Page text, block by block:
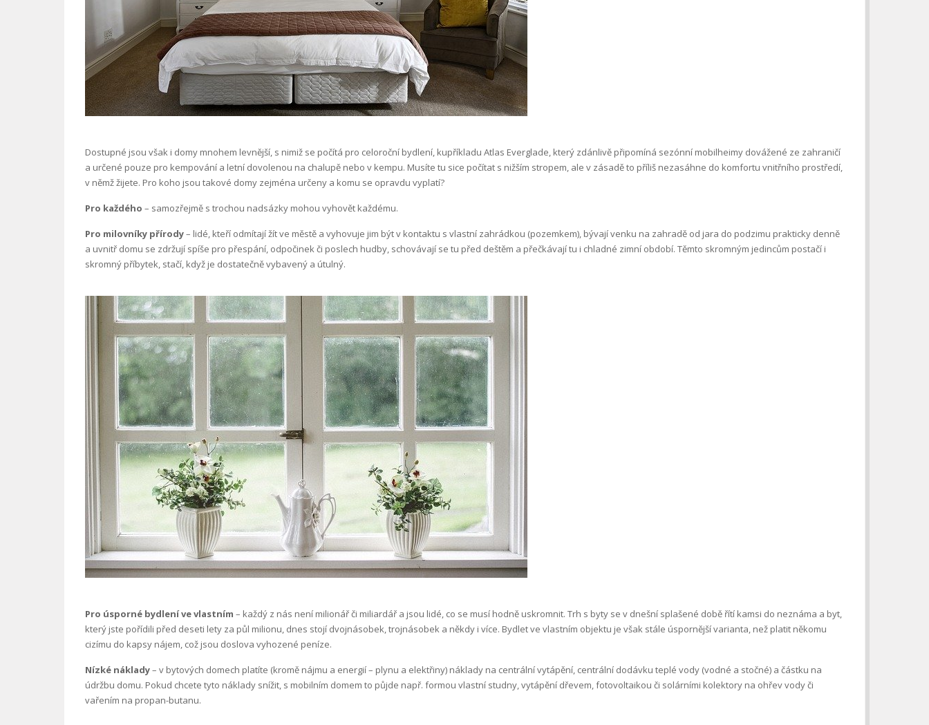
Dostupné jsou však i domy mnohem levnější, s nimiž se počítá pro celoroční bydlení, kupříkladu Atlas Everglade , který zdánlivě připomíná sezónní mobilheimy dovážené ze zahraničí
a určené pouze pro kempování a letní dovolenou na chalupě nebo v kempu. Musíte tu sice počítat s nižším stropem, ale v zásadě to příliš nezasáhne do komfortu vnitřního prostředí,
v němž žijete. Pro koho jsou takové domy zejména určeny a komu se opravdu vyplatí?
Pro každého – samozřejmě s trochou nadsázky mohou vyhovět každému.
Pro milovníky přírody– lidé, kteří odmítají žít ve městě a vyhovuje jim být v kontaktu s vlastní zahrádkou (pozemkem), bývají venku na zahradě od jara do podzimu prakticky denně
a uvnitř domu se zdržují spíše pro přespání, odpočinek či poslech hudby, schovávají se tu před deštěm a přečkávají tu i chladné zimní období. Těmto skromným jedincům postačí i
skromný příbytek, stačí, když je dostatečně vybavený a útulný.
Pro úsporné bydlení ve vlastním – každý z nás není milionář či miliardář a jsou lidé, co se musí hodně uskromnit. Trh s byty se v dnešní splašené době řítí kamsi do neznáma a byt,
který jste pořídili před deseti lety za půl milionu, dnes stojí dvojnásobek, trojnásobek a někdy i více. Bydlet ve vlastním objektu je však stále úspornější varianta, než platit někomu
cizímu do kapsy nájem, což jsou doslova vyhozené peníze.
Nízké náklady– v bytových domech platíte (kromě nájmu a energií – plynu a elektřiny) náklady na centrální vytápění, centrální dodávku teplé vody (vodné a stočné) a částku na
údržbu domu. Pokud chcete tyto náklady snížit, s mobilním domem to půjde např. formou vlastní studny, vytápění dřevem, fotovoltaikou či solárními kolektory na ohřev vody či
vařením na propan-butanu.